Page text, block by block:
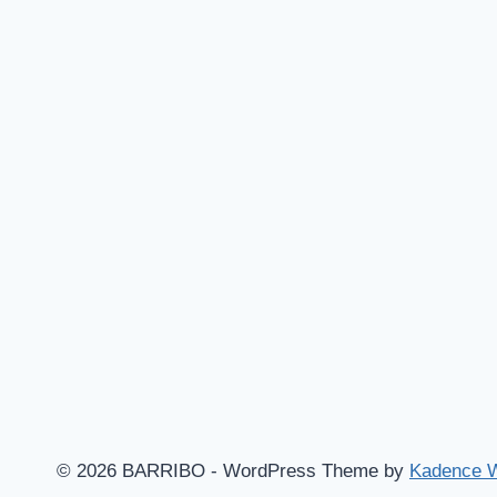
© 2026 BARRIBO - WordPress Theme by Kadence